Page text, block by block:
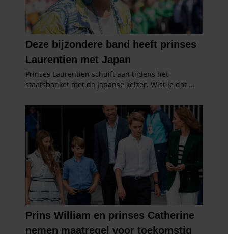
partners voor social media, adverteren en analyse. Deze
partners kunnen deze gegevens combineren met andere
informatie die u aan ze heeft verstrekt of die ze hebben
verzameld op basis van uw gebruik van hun services. U
gaat akkoord met onze cookies als u onze website blijft